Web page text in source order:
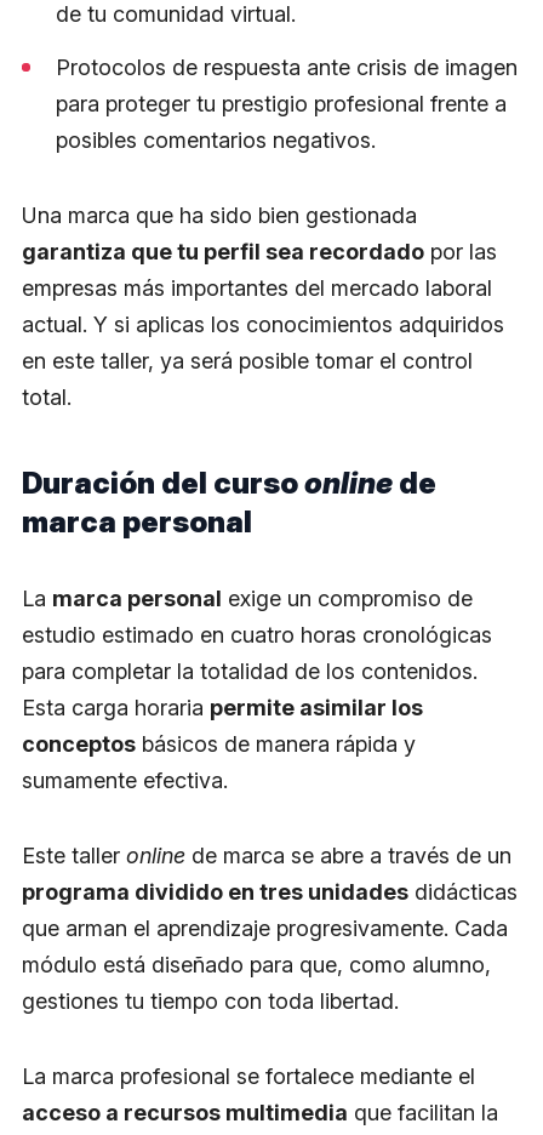
de tu comunidad virtual.
Protocolos de respuesta ante crisis de imagen
para proteger tu prestigio profesional frente a
posibles comentarios negativos.
Una marca que ha sido bien gestionada
garantiza que tu perfil sea recordado por las
empresas más importantes del mercado laboral
actual. Y si aplicas los conocimientos adquiridos
en este taller, ya será posible tomar el control
total.
Duración del cursoonline de
marca personal
La marca personal exige un compromiso de
estudio estimado en cuatro horas cronológicas
para completar la totalidad de los contenidos.
Esta carga horaria permite asimilar los
conceptos básicos de manera rápida y
sumamente efectiva.
Este taller online de marca se abre a través de un
programa dividido en tres unidades didácticas
que arman el aprendizaje progresivamente. Cada
módulo está diseñado para que, como alumno,
gestiones tu tiempo con toda libertad.
La marca profesional se fortalece mediante el
acceso a recursos multimedia que facilitan la